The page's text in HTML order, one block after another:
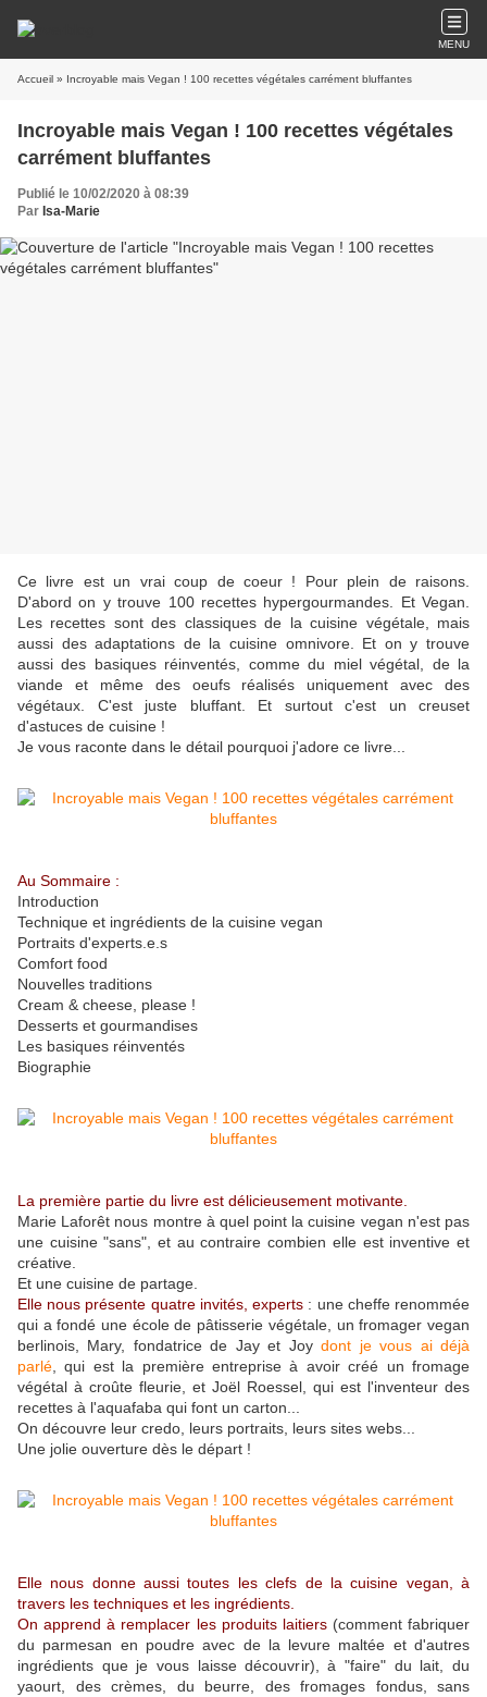
MENU
Accueil » Incroyable mais Vegan ! 100 recettes végétales carrément bluffantes
Incroyable mais Vegan ! 100 recettes végétales
carrément bluffantes
Publié le 10/02/2020 à 08:39
Par Isa-Marie
Ce livre est un vrai coup de coeur ! Pour plein de raisons.
D'abord on y trouve 100 recettes hypergourmandes. Et Vegan.
Les recettes sont des classiques de la cuisine végétale, mais
aussi des adaptations de la cuisine omnivore. Et on y trouve
aussi des basiques réinventés, comme du miel végétal, de la
viande et même des oeufs réalisés uniquement avec des
végétaux. C'est juste bluffant. Et surtout c'est un creuset
d'astuces de cuisine !
Je vous raconte dans le détail pourquoi j'adore ce livre...
Au Sommaire :
Introduction
Technique et ingrédients de la cuisine vegan
Portraits d'experts.e.s
Comfort food
Nouvelles traditions
Cream & cheese, please !
Desserts et gourmandises
Les basiques réinventés
Biographie
La première partie du livre est délicieusement motivante.
Marie Laforêt nous montre à quel point la cuisine vegan n'est pas
une cuisine "sans", et au contraire combien elle est inventive et
créative.
Et une cuisine de partage.
Elle nous présente quatre invités, experts : une cheffe renommée
qui a fondé une école de pâtisserie végétale, un fromager vegan
berlinois, Mary, fondatrice de Jay et Joydont je vous ai déjà
parlé , qui est la première entreprise à avoir créé un fromage
végétal à croûte fleurie, et Joël Roessel, qui est l'inventeur des
recettes à l'aquafaba qui font un carton...
On découvre leur credo, leurs portraits, leurs sites webs...
Une jolie ouverture dès le départ !
Elle nous donne aussi toutes les clefs de la cuisine vegan, à
travers les techniques et les ingrédients.
On apprend à remplacer les produits laitiers(comment fabriquer
du parmesan en poudre avec de la levure maltée et d'autres
ingrédients que je vous laisse découvrir), à "faire" du lait, du
yaourt, des crèmes, du beurre, des fromages fondus, sans